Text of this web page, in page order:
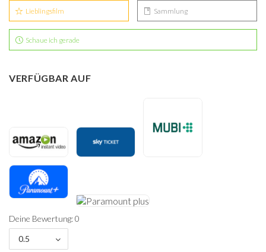
Lieblingsfilm Sammlung
Schaue ich gerade
VERFÜGBAR AUF
Deine Bewertung: 0
0.5